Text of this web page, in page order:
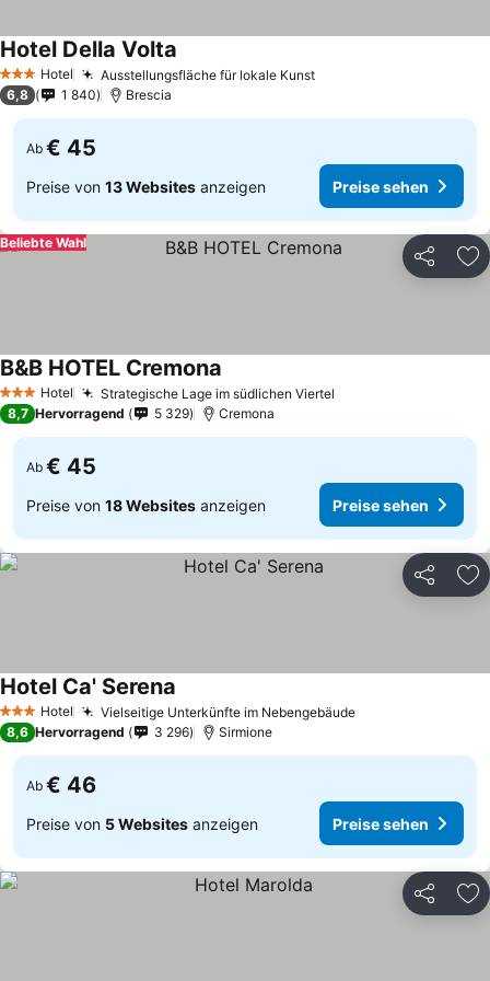
3 SterneHotel Ausstellungsfläche für lokale Kunst
Hotel Della Volta
6,8 1 840 Brescia
Ab € 45
Preise von 13 Websites anzeigen Preise sehen
Teilen
Beliebte Wahl
3 SterneHotel Strategische Lage im südlichen Viertel
B&B HOTEL Cremona
8,7 Hervorragend 5 329 Cremona
Ab € 45
Preise von 18 Websites anzeigen Preise sehen
Teilen
3 SterneHotel Vielseitige Unterkünfte im Nebengebäude
Hotel Ca' Serena
8,6 Hervorragend 3 296 Sirmione
Ab € 46
Preise von 5 Websites anzeigen Preise sehen
Teilen